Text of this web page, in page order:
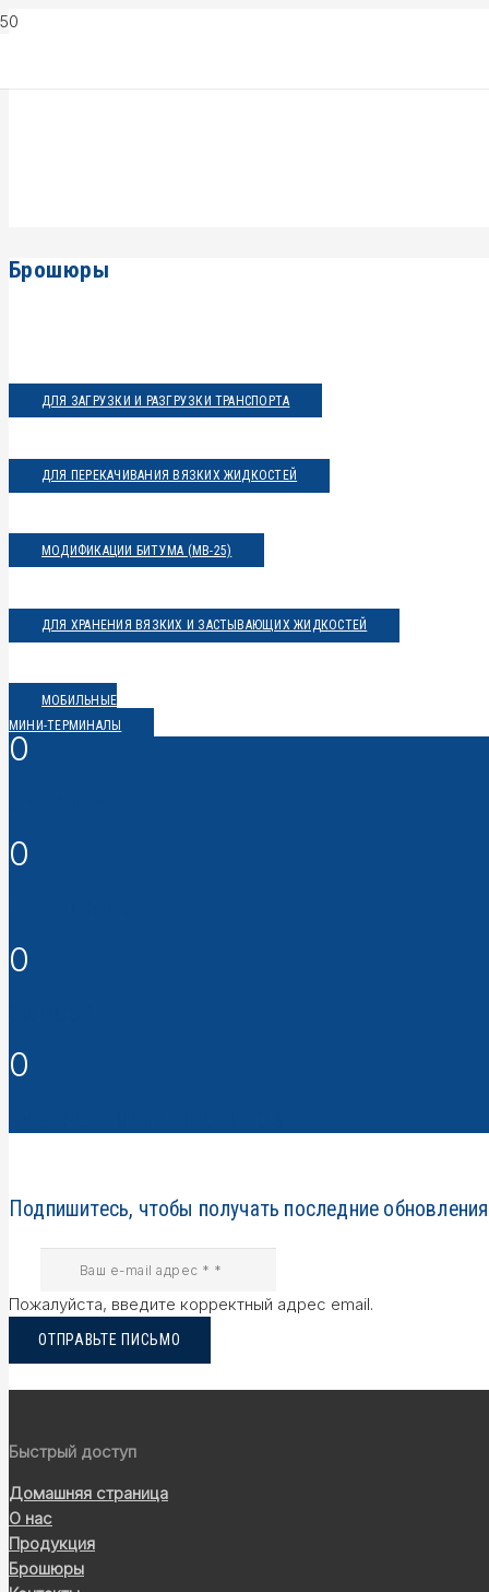
Брошюры
ДЛЯ ЗАГРУЗКИ И РАЗГРУЗКИ ТРАНСПОРТА
ДЛЯ ПЕРЕКАЧИВАНИЯ ВЯЗКИХ ЖИДКОСТЕЙ
МОДИФИКАЦИИ БИТУМА (MB-25)
ДЛЯ ХРАНЕНИЯ ВЯЗКИХ И ЗАСТЫВАЮЩИХ ЖИДКОСТЕЙ
МОБИЛЬНЫЕ
МИНИ-ТЕРМИНАЛЫ
0
0
0
0
Подпишитесь, чтобы получать последние обновления
Пожалуйста, введите корректный адрес email.
ОТПРАВЬТЕ ПИСЬМО
Быстрый доступ
Домашняя страница
О нас
Продукция
Брошюры